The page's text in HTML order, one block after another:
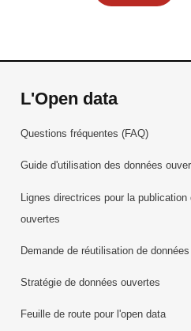
L'Open data
Questions fréquentes (FAQ)
Guide d'utilisation des données
Lignes directrices pour la publication
ouvertes
Demande de réutilisation de
Stratégie de données ouvertes
Feuille de route pour l'open data